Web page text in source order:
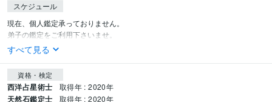
スケジュール
現在、個人鑑定承っておりません。
弟子の鑑定をご利用下さいませ。
すべて見る
資格・検定
西洋占星術士 取得年 : 2020年
天然石鑑定士 取得年 : 2020年